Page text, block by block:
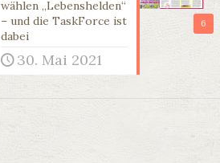
6
wählen „Lebenshelden“
– und die TaskForce ist
dabei
30. Mai 2021